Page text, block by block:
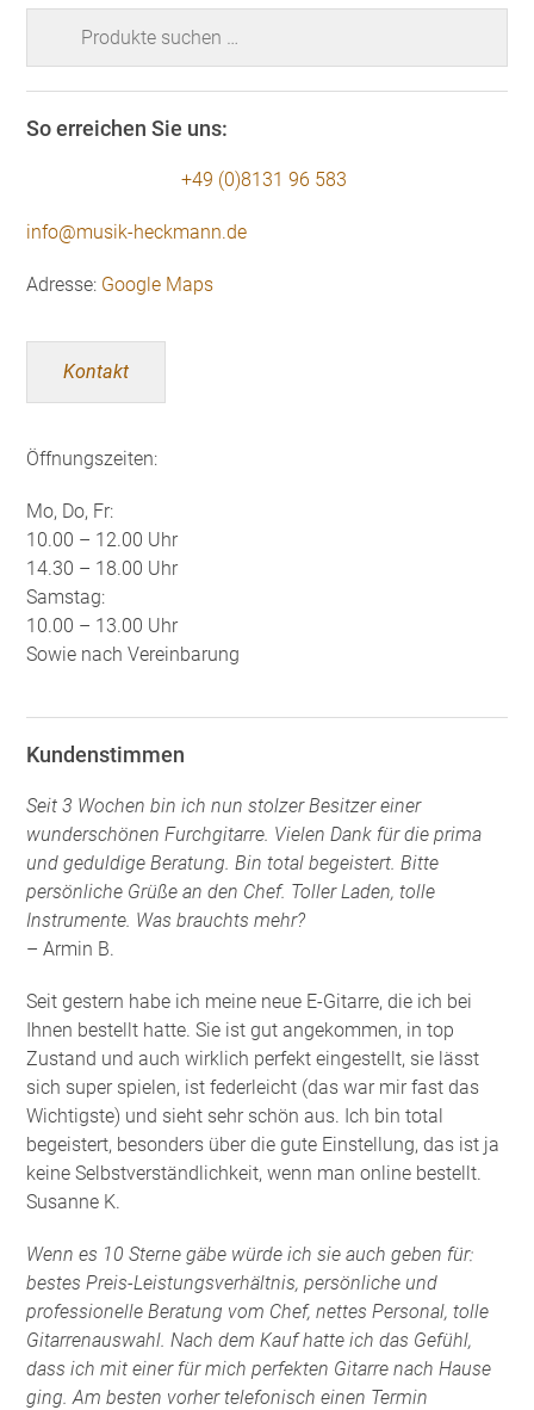
So erreichen Sie uns:
+49 (0)8131 96 583
info@musik-heckmann.de
Adresse: Google Maps
Kontakt
Öffnungszeiten:
Mo, Do, Fr:
10.00 – 12.00 Uhr
14.30 – 18.00 Uhr
Samstag:
10.00 – 13.00 Uhr
Sowie nach Vereinbarung
Kundenstimmen
Seit 3 Wochen bin ich nun stolzer Besitzer einer
wunderschönen Furchgitarre. Vielen Dank für die prima
und geduldige Beratung. Bin total begeistert. Bitte
persönliche Grüße an den Chef. Toller Laden, tolle
Instrumente. Was brauchts mehr?
– Armin B.
Seit gestern habe ich meine neue E-Gitarre, die ich bei
Ihnen bestellt hatte. Sie ist gut angekommen, in top
Zustand und auch wirklich perfekt eingestellt, sie lässt
sich super spielen, ist federleicht (das war mir fast das
Wichtigste) und sieht sehr schön aus. Ich bin total
begeistert, besonders über die gute Einstellung, das ist ja
keine Selbstverständlichkeit, wenn man online bestellt.
Susanne K.
Wenn es 10 Sterne gäbe würde ich sie auch geben für:
bestes Preis-Leistungsverhältnis, persönliche und
professionelle Beratung vom Chef, nettes Personal, tolle
Gitarrenauswahl. Nach dem Kauf hatte ich das Gefühl,
dass ich mit einer für mich perfekten Gitarre nach Hause
ging. Am besten vorher telefonisch einen Termin